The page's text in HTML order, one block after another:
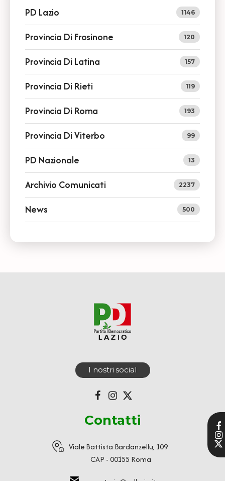
PD Lazio 1146
Provincia Di Frosinone 120
Provincia Di Latina 157
Provincia Di Rieti 119
Provincia Di Roma 193
Provincia Di Viterbo 99
PD Nazionale 13
Archivio Comunicati 2237
News 500
I nostri social
Contatti
Viale Battista Bardanzellu, 109
CAP - 00155 Roma